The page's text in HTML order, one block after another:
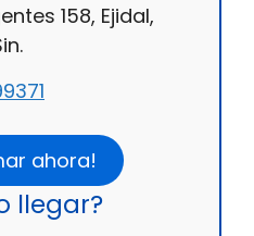
158, Ejidal,
ahora!
llegar?